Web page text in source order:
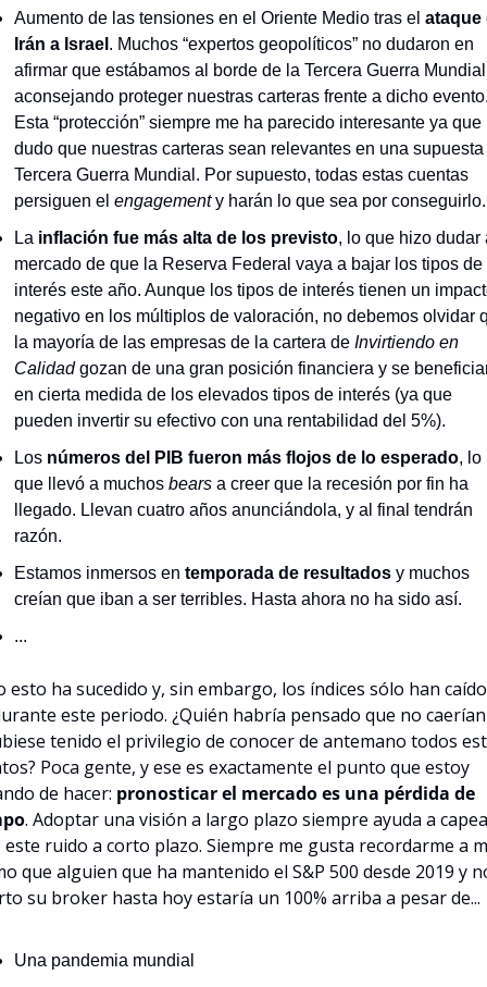
Aumento de las tensiones en el Oriente Medio tras el ataque
Irán a Israel . Muchos “expertos geopolíticos” no dudaron en
afirmar que estábamos al borde de la Tercera Guerra
aconsejando proteger nuestras carteras frente a dicho
Esta “protección” siempre me ha parecido interesante ya que
dudo que nuestras carteras sean relevantes en una supuesta
Tercera Guerra Mundial. Por supuesto, todas estas cuentas
persiguen el engagement y harán lo que sea por conseguirlo.
La inflación fue más alta de los previsto, lo que hizo dudar
mercado de que la Reserva Federal vaya a bajar los tipos de
interés este año. Aunque los tipos de interés tienen un
negativo en los múltiplos de valoración, no debemos olvidar
la mayoría de las empresas de la cartera de Invirtiendo en
Calidad gozan de una gran posición financiera y se
en cierta medida de los elevados tipos de interés (ya que
pueden invertir su efectivo con una rentabilidad del 5%).
Los números del PIB fueron más flojos de lo esperado, lo
que llevó a muchos bears a creer que la recesión por fin ha
llegado. Llevan cuatro años anunciándola, y al final tendrán
razón.
Estamos inmersos en temporada de resultados y muchos
creían que iban a ser terribles. Hasta ahora no ha sido así.
...
esto ha sucedido y, sin embargo, los índices sólo han
este periodo. ¿Quién habría pensado que no
tenido el privilegio de conocer de antemano todos
Poca gente, y ese es exactamente el punto que estoy
de hacer: pronosticar el mercado es una pérdida de
. Adoptar una visión a largo plazo siempre ayuda a
ruido a corto plazo. Siempre me gusta recordarme a
que alguien que ha mantenido el S&P 500 desde 2019 y
su broker hasta hoy estaría un 100% arriba a pesar de...
Una pandemia mundial